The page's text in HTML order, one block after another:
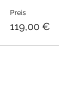
Preis
119,00 €